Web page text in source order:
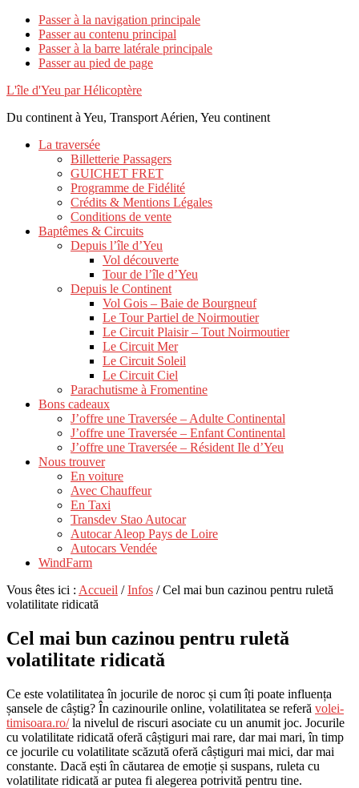
Passer à la navigation principale
Passer au contenu principal
Passer à la barre latérale principale
Passer au pied de page
L'île d'Yeu par Hélicoptère
Du continent à Yeu, Transport Aérien, Yeu continent
La traversée
Billetterie Passagers
GUICHET FRET
Programme de Fidélité
Crédits & Mentions Légales
Conditions de vente
Baptêmes & Circuits
Depuis l’île d’Yeu
Vol découverte
Tour de l’île d’Yeu
Depuis le Continent
Vol Gois – Baie de Bourgneuf
Le Tour Partiel de Noirmoutier
Le Circuit Plaisir – Tout Noirmoutier
Le Circuit Mer
Le Circuit Soleil
Le Circuit Ciel
Parachutisme à Fromentine
Bons cadeaux
J’offre une Traversée – Adulte Continental
J’offre une Traversée – Enfant Continental
J’offre une Traversée – Résident Ile d’Yeu
Nous trouver
En voiture
Avec Chauffeur
En Taxi
Transdev Stao Autocar
Autocar Aleop Pays de Loire
Autocars Vendée
WindFarm
Vous êtes ici : Accueil / Infos /Cel mai bun cazinou pentru ruletă
volatilitate ridicată
Cel mai bun cazinou pentru ruletă
volatilitate ridicată
Ce este volatilitatea în jocurile de noroc și cum îți poate influența
șansele de câștig? În cazinourile online, volatilitatea se referă volei-
timisoara.ro/la nivelul de riscuri asociate cu un anumit joc. Jocurile
cu volatilitate ridicată oferă câștiguri mai rare, dar mai mari, în timp
ce jocurile cu volatilitate scăzută oferă câștiguri mai mici, dar mai
constante. Dacă ești în căutarea de emoție și suspans, ruleta cu
volatilitate ridicată ar putea fi alegerea potrivită pentru tine.